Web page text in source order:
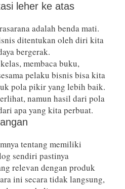
leher ke atas
adalah benda mati.
ditentukan oleh diri kita
bergerak.
membaca buku,
pelaku bisnis bisa kita
pola pikir yang lebih baik.
namun hasil dari pola
apa yang kita perbuat.
tentang memiliki
sendiri pastinya
relevan dengan produk
ini secara tidak langsung,